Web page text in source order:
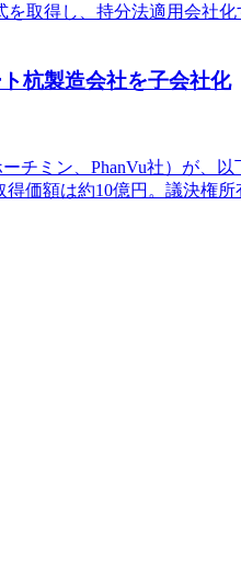
取得し、持分法適用会社
杭製造会社を子会社化
チミン、PhanVu社）が、以
価額は約10億円。議決権所